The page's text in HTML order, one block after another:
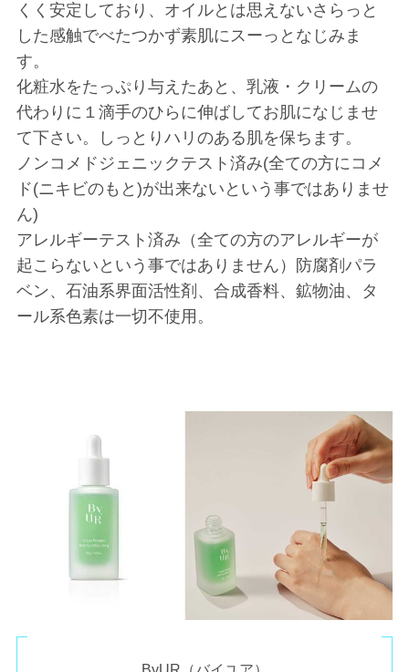
くく安定しており、オイルとは思えないさらっと
した感触でべたつかず素肌にスーっとなじみま
す。
化粧水をたっぷり与えたあと、乳液・クリームの
代わりに１滴手のひらに伸ばしてお肌になじませ
て下さい。しっとりハリのある肌を保ちます。
ノンコメドジェニックテスト済み(全ての方にコメ
ド(ニキビのもと)が出来ないという事ではありませ
ん)
アレルギーテスト済み（全ての方のアレルギーが
起こらないという事ではありません）防腐剤パラ
ベン、石油系界面活性剤、合成香料、鉱物油、タ
ール系色素は一切不使用。